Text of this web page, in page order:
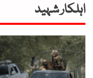
اہلکار شہید